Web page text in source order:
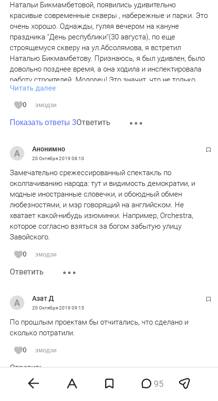
Натальи Бикмамбетовой, появились удивительно
красивые современные скверы , набережные и парки. Это
очень хорошо. Однажды, гуляя вечером на кануне
праздника "День республики"(30 августа), по еще
строящемуся скверу на ул.Абсолямова, я встретил
Наталью Бикмамбетову. Признаюсь, я был удивлен, было
довольно позднее время, а она ходила и инспектировала
работу строителей. Молодец! Это значит, что не только
она нас учит, но и сама учится лучшим татарским
традициям, как надо работать не считаясь со временем. У
татар на первом месте в оценке человека, его
трудолюбие, а потом все остальное. (Карабай)
Читать далее
0 эмодзи
Показать ответы 3Ответить
Анонимно
20 Октября 2019 08:10
Замечательно срежессированный спектакль по
околпачиванию народа: тут и видимость демократии, и
модные иностранные словечки, и обоюдный обмен
любезностями, и мэр говорящий на английском. Не
хватает какой-нибудь изюминки. Например, Orchestra,
которое согласно взяться за богом забытую улицу
Завойского.
0 эмодзи
Ответить
Азат Д
20 Октября 2019 09:15
По прошлым проектам бы отчитались, что сделано и
сколько потратили.
0 эмодзи
Ответить
95